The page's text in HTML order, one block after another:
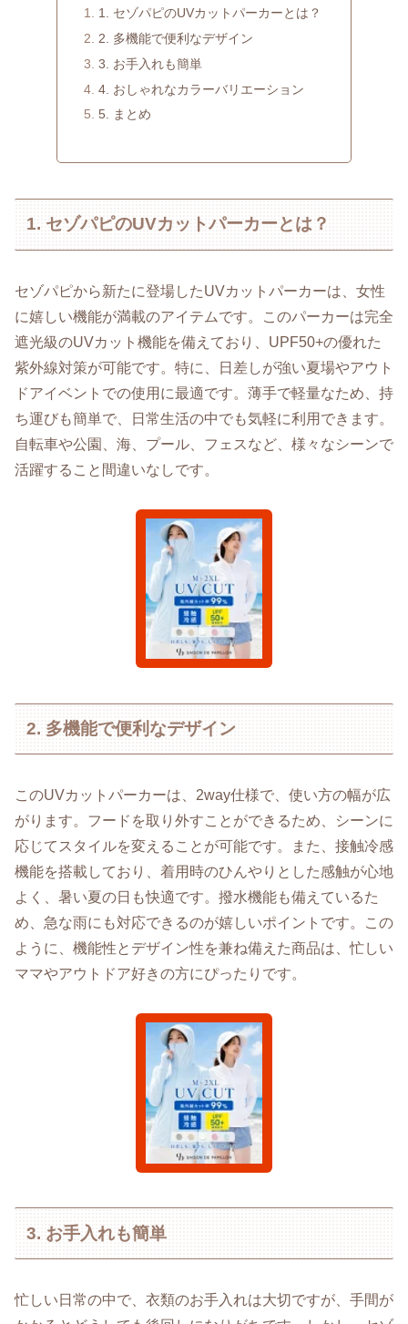
1. セゾパピのUVカットパーカーとは？
2. 多機能で便利なデザイン
3. お手入れも簡単
4. おしゃれなカラーバリエーション
5. まとめ
1. セゾパピのUVカットパーカーとは？
セゾパピから新たに登場したUVカットパーカーは、女性
に嬉しい機能が満載のアイテムです。このパーカーは完全
遮光級のUVカット機能を備えており、UPF50+の優れた
紫外線対策が可能です。特に、日差しが強い夏場やアウト
ドアイベントでの使用に最適です。薄手で軽量なため、持
ち運びも簡単で、日常生活の中でも気軽に利用できます。
自転車や公園、海、プール、フェスなど、様々なシーンで
活躍すること間違いなしです。
2. 多機能で便利なデザイン
このUVカットパーカーは、2way仕様で、使い方の幅が広
がります。フードを取り外すことができるため、シーンに
応じてスタイルを変えることが可能です。また、接触冷感
機能を搭載しており、着用時のひんやりとした感触が心地
よく、暑い夏の日も快適です。撥水機能も備えているた
め、急な雨にも対応できるのが嬉しいポイントです。この
ように、機能性とデザイン性を兼ね備えた商品は、忙しい
ママやアウトドア好きの方にぴったりです。
3. お手入れも簡単
忙しい日常の中で、衣類のお手入れは大切ですが、手間が